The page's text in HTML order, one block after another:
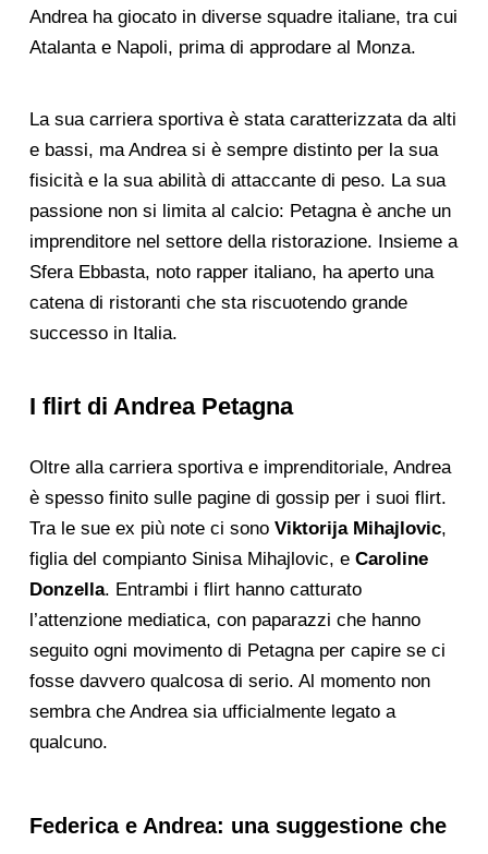
Andrea ha giocato in diverse squadre italiane, tra cui
Atalanta e Napoli, prima di approdare al Monza.
La sua carriera sportiva è stata caratterizzata da alti
e bassi, ma Andrea si è sempre distinto per la sua
fisicità e la sua abilità di attaccante di peso. La sua
passione non si limita al calcio: Petagna è anche un
imprenditore nel settore della ristorazione. Insieme a
Sfera Ebbasta, noto rapper italiano, ha aperto una
catena di ristoranti che sta riscuotendo grande
successo in Italia.
I flirt di Andrea Petagna
Oltre alla carriera sportiva e imprenditoriale, Andrea
è spesso finito sulle pagine di gossip per i suoi flirt.
Tra le sue ex più note ci sono Viktorija Mihajlovic,
figlia del compianto Sinisa Mihajlovic, e Caroline
Donzella. Entrambi i flirt hanno catturato
l’attenzione mediatica, con paparazzi che hanno
seguito ogni movimento di Petagna per capire se ci
fosse davvero qualcosa di serio. Al momento non
sembra che Andrea sia ufficialmente legato a
qualcuno.
Federica e Andrea: una suggestione che